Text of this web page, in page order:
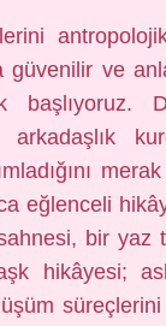
ve
arkadaşlık
eğlenceli
bir yaz
hikâyesi;